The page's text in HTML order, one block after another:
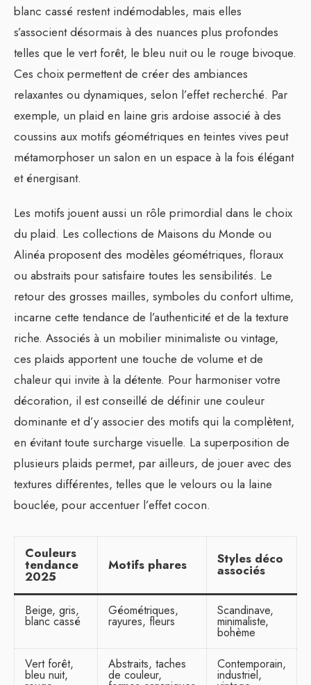
blanc cassé restent indémodables, mais elles
s’associent désormais à des nuances plus profondes
telles que le vert forêt, le bleu nuit ou le rouge bivoque.
Ces choix permettent de créer des ambiances
relaxantes ou dynamiques, selon l’effet recherché. Par
exemple, un plaid en laine gris ardoise associé à des
coussins aux motifs géométriques en teintes vives peut
métamorphoser un salon en un espace à la fois élégant
et énergisant.
Les motifs jouent aussi un rôle primordial dans le choix
du plaid. Les collections de Maisons du Monde ou
Alinéa proposent des modèles géométriques, floraux
ou abstraits pour satisfaire toutes les sensibilités. Le
retour des grosses mailles, symboles du confort ultime,
incarne cette tendance de l’authenticité et de la texture
riche. Associés à un mobilier minimaliste ou vintage,
ces plaids apportent une touche de volume et de
chaleur qui invite à la détente. Pour harmoniser votre
décoration, il est conseillé de définir une couleur
dominante et d’y associer des motifs qui la complètent,
en évitant toute surcharge visuelle. La superposition de
plusieurs plaids permet, par ailleurs, de jouer avec des
textures différentes, telles que le velours ou la laine
bouclée, pour accentuer l’effet cocon.
Couleurs
tendance
2025
Motifs phares Styles déco
associés
Beige, gris,
blanc cassé
Géométriques,
rayures, fleurs
Scandinave,
minimaliste,
bohème
Vert forêt,
bleu nuit,
Abstraits, taches
de couleur,
Contemporain,
industriel,